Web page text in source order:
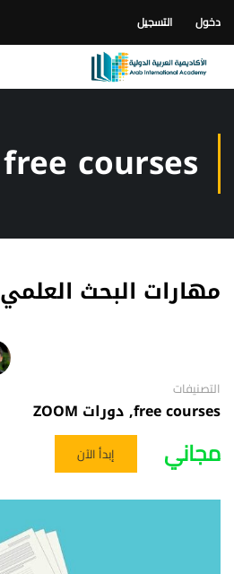
دخول التسجيل
free courses
مهارات البحث العلمي
التصنيفات
free courses
,دورات ZOOM
مجاني إبدأ الآن